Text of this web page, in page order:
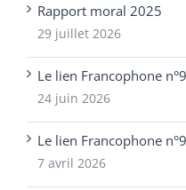
Rapport moral 2025
29 juillet 2026
Le lien Francophone
24 juin 2026
Le lien Francophone
7 avril 2026